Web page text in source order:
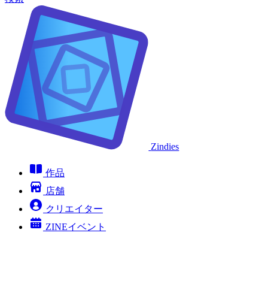
Zindies
作品
店舗
クリエイター
ZINEイベント